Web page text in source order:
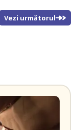
Vezi următorul